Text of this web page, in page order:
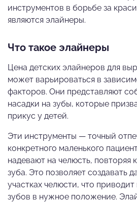
инструментов в борьбе за
являются элайнеры.
Что такое элайнеры
Цена детских элайнеров для
может варьироваться в
факторов. Они представляют
насадки на зубы, которые
прикус у детей.
Эти инструменты — точный
конкретного маленького
надевают на челюсть, повторяя
зуба. Это позволяет создавать
участках челюсти, что
зубов в нужное положение.